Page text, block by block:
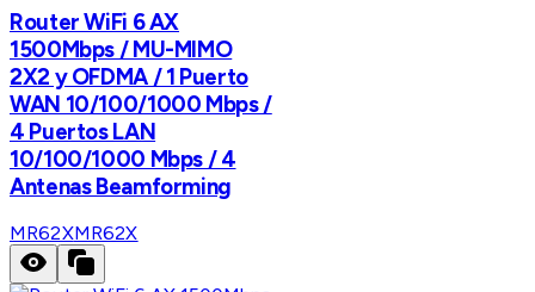
Router WiFi 6 AX
1500Mbps / MU-MIMO
2X2 y OFDMA / 1 Puerto
WAN 10/100/1000 Mbps /
4 Puertos LAN
10/100/1000 Mbps / 4
Antenas Beamforming
MR62XMR62X